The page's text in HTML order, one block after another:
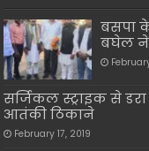
बसपा
बघेल ने
सर्जिकल स्ट्राइक से
आतंकी ठिकाने
February 17, 2019